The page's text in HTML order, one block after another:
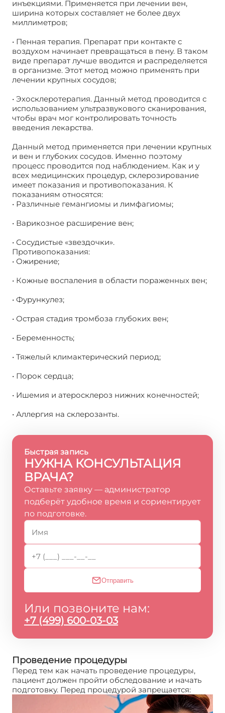
инъекциями. Применяется при лечении вен,
ширина которых составляет не более двух
миллиметров;
• Пенная терапия. Препарат при контакте с
воздухом начинает превращаться в пену. В таком
виде препарат лучше вводится и распределяется
в организме. Этот метод можно применять при
лечении крупных сосудов;
• Эхосклеротерапия. Данный метод проводится с
использованием ультразвукового сканирования,
чтобы врач мог контролировать точность
введения лекарства.
Данный метод применяется при лечении крупных
и вен и глубоких сосудов. Именно поэтому
процесс проводится под наблюдением. Как и у
всех медицинских процедур, склерозирование
имеет показания и противопоказания. К
показаниям относятся:
• Различные гемангиомы и лимфагиомы;
• Варикозное расширение вен;
• Сосудистые «звездочки».
Противопоказания:
• Ожирение;
• Кожные воспаления в области пораженных вен;
• Фурункулез;
• Острая стадия тромбоза глубоких вен;
• Беременность;
• Тяжелый климактерический период;
• Порок сердца;
• Ишемия и атеросклероз нижних конечностей;
• Аллергия на склерозанты.
Быстрая запись
НУЖНА КОНСУЛЬТАЦИЯ
ВРАЧА?
Оставьте заявку — администратор
подберёт удобное время и сориентирует
по подготовке.
Отправить
Или позвоните нам:
+7 (499) 600-03-03
Проведение процедуры
Перед тем как начать проведение процедуры,
пациент должен пройти обследование и начать
подготовку. Перед процедурой запрещается: